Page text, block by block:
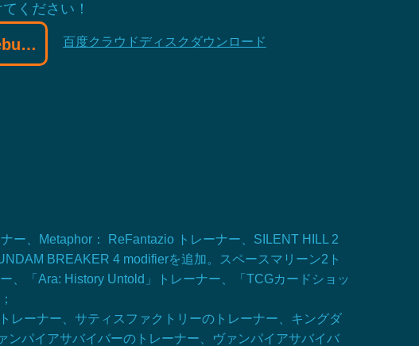
ください！
イヤ 百度クラウドディスクダウンロード
ー、Metaphor： ReFantazio トレーナー、SILENT HILL 2
BREAKER 4 modifierを追加。スペースマリーン2ト
、「Ara: History Untold」トレーナー、「TCGカードショッ
レーナー、サティスファクトリーのトレーナー、キングダ
パイアサバイバーのトレーナー、ヴァンパイアサバイバ